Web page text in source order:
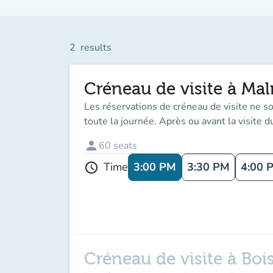
2 results
Créneau de visite à
Les réservations de créneau de visite ne
toute la journée. Après ou avant la visite
person 60 seats
schedule Time 3:00 PM 3:30 PM 4:00
Créneau de visite à